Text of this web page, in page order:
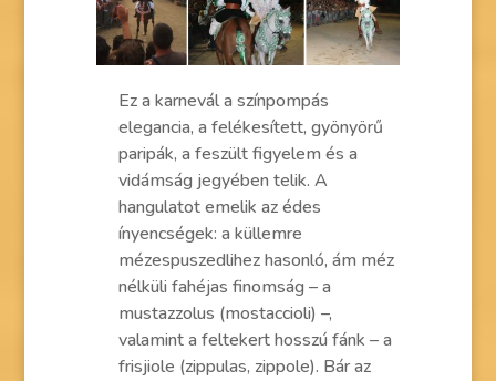
Ez a karnevál a színpompás
elegancia, a felékesített, gyönyörű
paripák, a feszült figyelem és a
vidámság jegyében telik. A
hangulatot emelik az édes
ínyencségek: a küllemre
mézespuszedlihez hasonló, ám méz
nélküli fahéjas finomság – a
mustazzolus (mostaccioli) –,
valamint a feltekert hosszú fánk – a
frisjiole (zippulas, zippole). Bár az